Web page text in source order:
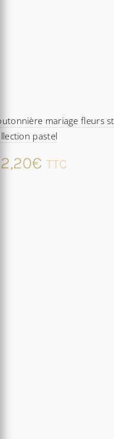
mariage fleurs
pastel
€ TTC